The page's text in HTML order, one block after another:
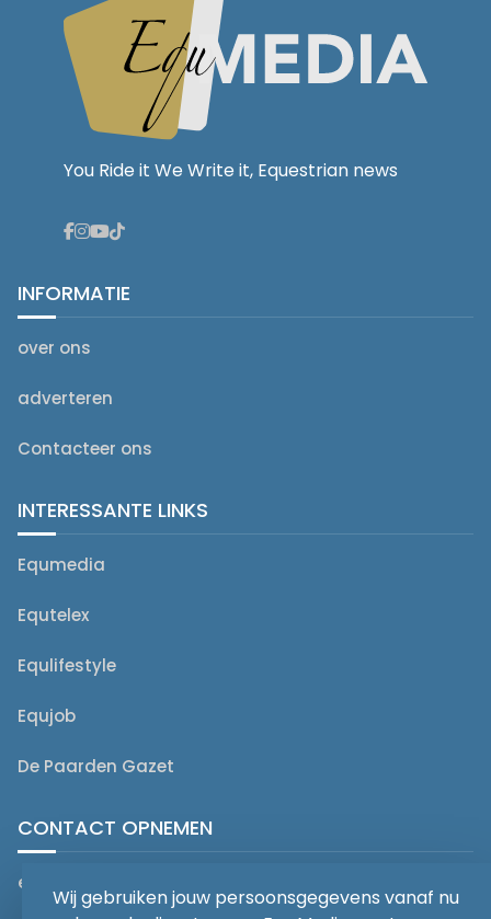
You Ride it We Write it, Equestrian news
INFORMATIE
over ons
adverteren
Contacteer ons
INTERESSANTE LINKS
Equmedia
Equtelex
Equlifestyle
Equjob
De Paarden Gazet
CONTACT OPNEMEN
editorial@equmedia.be
Wij gebruiken jouw persoonsgegevens vanaf nu